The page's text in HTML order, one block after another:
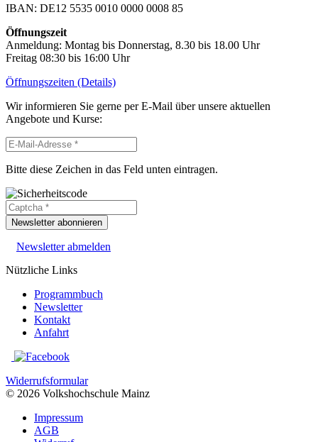
IBAN: DE12 5535 0010 0000 0008 85
Öffnungszeit
Anmeldung: Montag bis Donnerstag, 8.30 bis 18.00 Uhr
Freitag 08:30 bis 16:00 Uhr
Öffnungszeiten (Details)
Wir informieren Sie gerne per E-Mail über unsere aktuellen
Angebote und Kurse:
Bitte diese Zeichen in das Feld unten eintragen.
Newsletter abonnieren
Newsletter abmelden
Nützliche Links
Programmbuch
Newsletter
Kontakt
Anfahrt
Widerrufsformular
© 2026 Volkshochschule Mainz
Impressum
AGB